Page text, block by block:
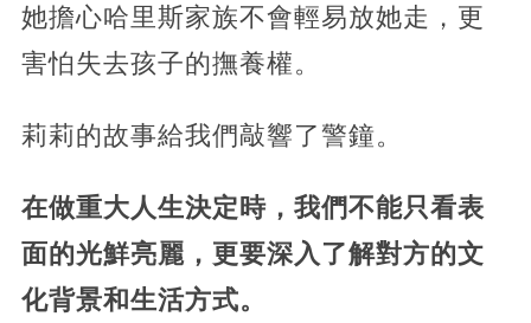
她擔心哈里斯家族不會輕易放她走，更
害怕失去孩子的撫養權。
莉莉的故事給我們敲響了警鐘。
在做重大人生決定時，我們不能只看表
面的光鮮亮麗，更要深入了解對方的文
化背景和生活方式。